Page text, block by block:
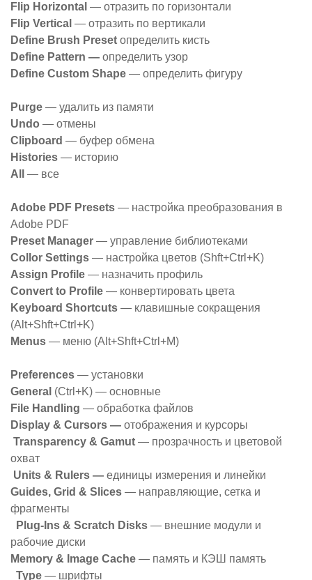
Flip Horizontal — отразить по горизонтали
Flip Vertical — отразить по вертикали
Define Brush Preset определить кисть
Define Pattern — определить узор
Define Custom Shape — определить фигуру
Purge — удалить из памяти
Undo — отмены
Clipboard — буфер обмена
Histories — историю
All — все
Adobe PDF Presets — настройка преобразования в
Adobe PDF
Preset Manager — управление библиотеками
Collor Settings — настройка цветов (Shft+Ctrl+K)
Assign Profile — назначить профиль
Convert to Profile — конвертировать цвета
Keyboard Shortcuts — клавишные сокращения
(Alt+Shft+Ctrl+K)
Menus — меню (Alt+Shft+Ctrl+M)
Preferences — установки
General (Ctrl+K) — основные
File Handling — обработка файлов
Display & Cursors — отображения и курсоры
Transparency & Gamut — прозрачность и цветовой
охват
Units & Rulers — единицы измерения и линейки
Guides, Grid & Slices — направляющие, сетка и
фрагменты
Plug-Ins & Scratch Disks — внешние модули и
рабочие диски
Memory & Image Cache — память и КЭШ память
Type — шрифты